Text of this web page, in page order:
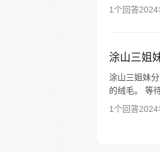
1个回答
涂山三姐
涂山三姐妹
的绒毛。 等
1个回答